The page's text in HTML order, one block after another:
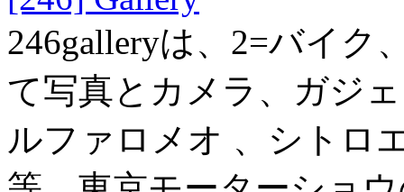
246galleryは、2=バイク
て写真とカメラ、ガジ
ルファロメオ 、シトロ